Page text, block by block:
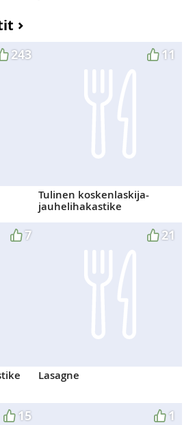
243 11
Tulinen koskenlaskija-
jauhelihakastike
7 21
Lasagne
15 1